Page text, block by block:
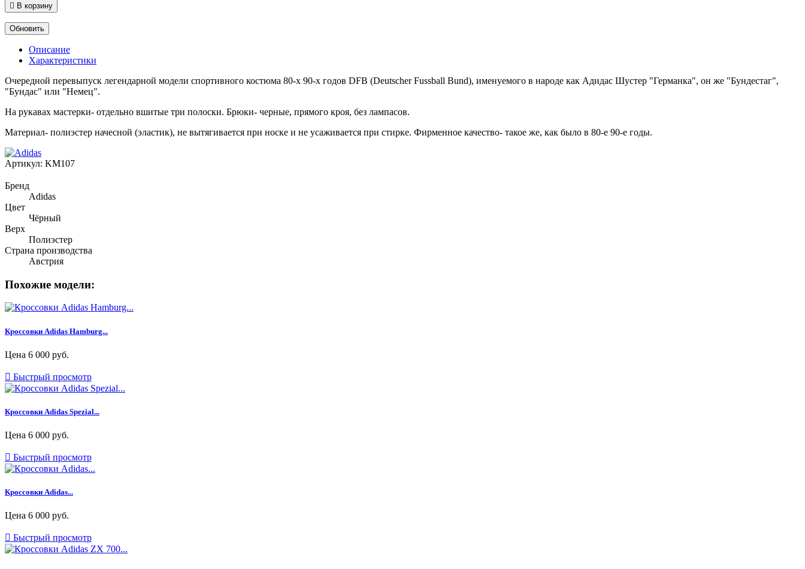
 В корзину
Описание
Характеристики
Очередной перевыпуск легендарной модели спортивного костюма 80-х 90-х годов DFB (Deutscher Fussball Bund), именуемого в народе как Адидас Шустер "Германка", он же "Бундестаг",
"Бундас" или "Немец".
На рукавах мастерки- отдельно вшитые три полоски. Брюки- черные, прямого кроя, без лампасов.
Материал- полиэстер начесной (эластик), не вытягивается при носке и не усаживается при стирке. Фирменное качество- такое же, как было в 80-е 90-е годы.
Артикул: KM107
Бренд
Adidas
Цвет
Чёрный
Верх
Полиэстер
Страна производства
Австрия
Похожие модели:
Кроссовки Adidas Hamburg...
Цена 6 000 руб.
 Быстрый просмотр
Кроссовки Adidas Spezial...
Цена 6 000 руб.
 Быстрый просмотр
Кроссовки Adidas...
Цена 6 000 руб.
 Быстрый просмотр